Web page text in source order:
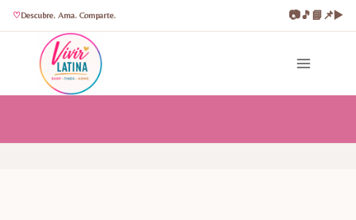
Descubre. Ama. Comparte. 📷🎵📘📌▶️
contenido